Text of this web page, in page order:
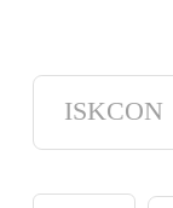
ISKCON